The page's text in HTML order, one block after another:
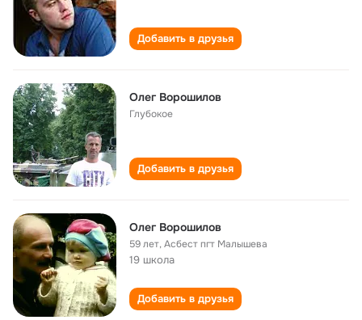
Добавить в друзья
Олег Ворошилов
Глубокое
Добавить в друзья
Олег Ворошилов
59 лет,Асбест пгт Малышева
19 школа
Добавить в друзья